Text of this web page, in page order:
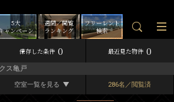
フリーレント
検索
週間／閲覧
ランキング
5大
ャンペーン
保存した条件 0 最近見た物件 0
ス亀戸
空室一覧を見る 286名／閲覧済